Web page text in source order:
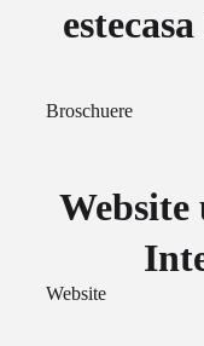
Broschuere
Website
Website